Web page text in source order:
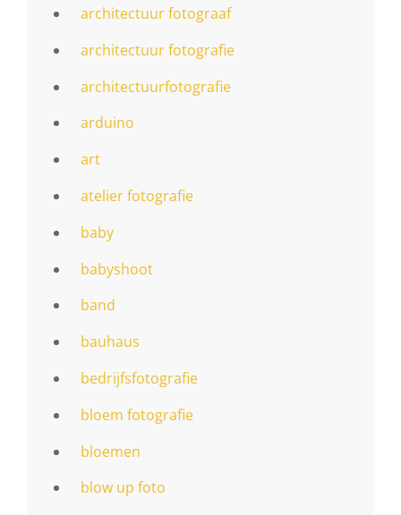
architectuur fotograaf
architectuur fotografie
architectuurfotografie
arduino
art
atelier fotografie
baby
babyshoot
band
bauhaus
bedrijfsfotografie
bloem fotografie
bloemen
blow up foto